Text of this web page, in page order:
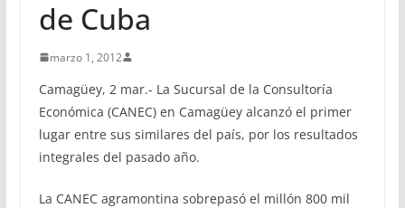
de Cuba
marzo 1, 2012
Camagüey, 2 mar.- La Sucursal de la Consultoría
Económica (CANEC) en Camagüey alcanzó el primer
lugar entre sus similares del país, por los resultados
integrales del pasado año.
La CANEC agramontina sobrepasó el millón 800 mil